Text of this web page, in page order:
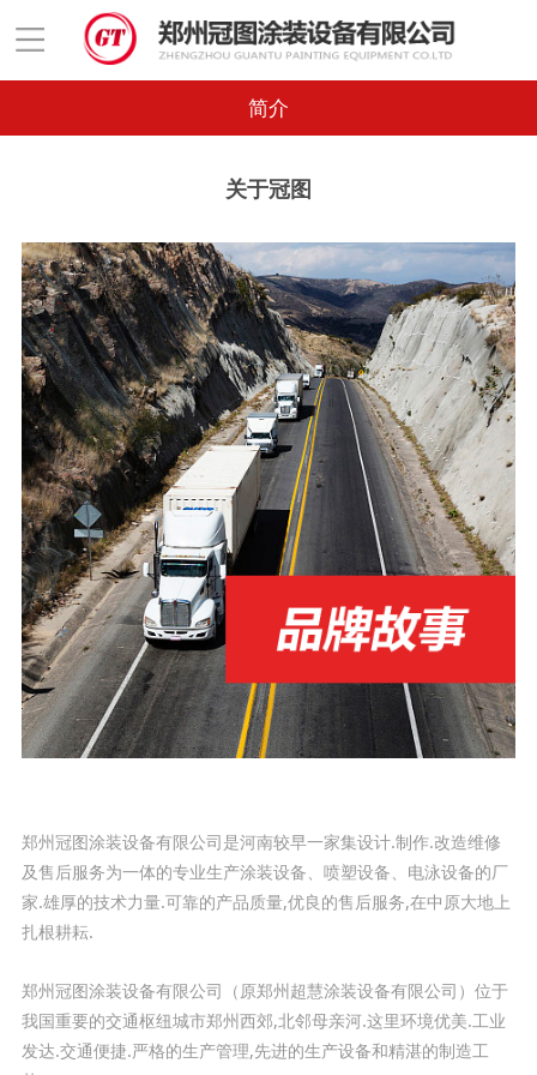
简介
关于冠图
郑州冠图涂装设备有限公司是河南较早一家集设计.制作.改造维修
及售后服务为一体的专业生产涂装设备 喷塑设备 电泳设备的厂
家.雄厚的技术力量.可靠的产品质量,优良的售后服务,在中原大地上
扎根耕耘.
郑州冠图涂装设备有限公司（原郑州超慧涂装设备有限公司）位于
我国重要的交通枢纽城市郑州西郊,北邻母亲河.这里环境优美.工业
发达.交通便捷.严格的生产管理,先进的生产设备和精湛的制造工